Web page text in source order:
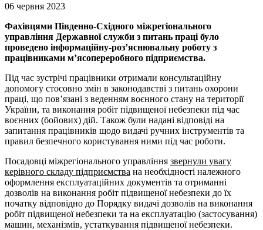
06 червня 2023
Фахівцями Південно-Східного міжрегіонального
управління Державної служби з питань праці було
проведено інформаційну-роз’яснювальну роботу з
працівниками м’ясопереробного підприємства.
Під час зустрічі працівники отримали консультаційну
допомогу стосовно змін в законодавстві з питань охорони
праці, що пов’язані з веденням воєнного стану на території
України, та виконання робіт підвищеної небезпеки під час
воєнних (бойових) дій. Також були надані відповіді на
запитання працівників щодо видачі ручних інструментів та
правил безпечного користування ними під час роботи.
Посадовці міжрегіонального управління звернули увагу
керівного складу підприємства на необхідності належного
оформлення експлуатаційних документів та отриманні
дозволів на виконання робіт підвищеної небезпеки до їх
початку відповідно до Порядку видачі дозволів на виконання
робіт підвищеної небезпеки та на експлуатацію (застосування)
машин, механізмів, устаткування підвищеної небезпеки.